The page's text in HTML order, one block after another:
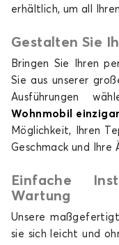
erhältlich, um all
Gestalten Sie
Bringen Sie Ihren
Sie aus unserer
Ausführungen
Wohnmobil
Möglichkeit, Ihren
Geschmack und Ihre
Einfache
Wartung
Unsere
sie sich leicht und